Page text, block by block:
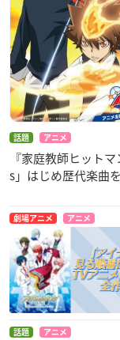
話題 アニメ
『家庭教師ヒット
s」はじめ歴代楽曲
劇場アニメ アニメ
話題 アニメ